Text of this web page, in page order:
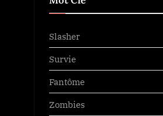
Slasher
Survie
Fantôme
Zombies